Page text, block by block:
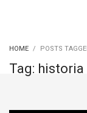
HOME POSTS
Tag: